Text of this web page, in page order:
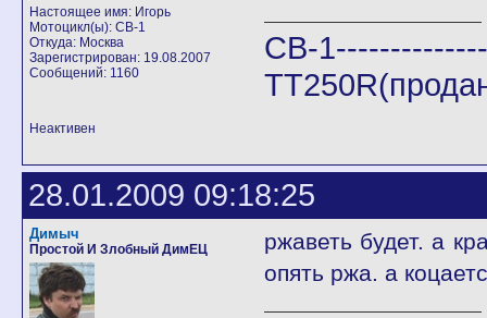
Настоящее имя: Игорь
Мотоцикл(ы): СВ-1
Откуда: Москва
Зарегистрирован: 19.08.2007
Сообщений: 1160
CB-
Неактивен
28.01.2009 09:18:25
Димыч
Простой И Злобный ДимЕЦ
ржаветь будет. а
опять ржа. а